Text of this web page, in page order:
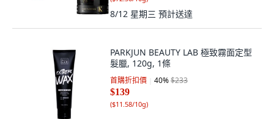
8/12 星期三 預計送達
PARKJUN BEAUTY LAB 極致霧面定型
髮臘, 120g, 1條
首購折扣價 40%$233
$139
($11.58/10g)